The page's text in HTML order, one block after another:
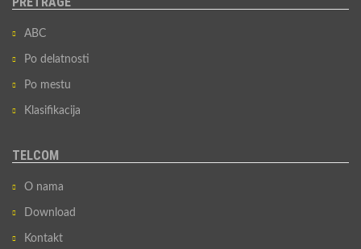
ABC
Po delatnosti
Po mestu
Klasifikacija
TELCOM
O nama
Download
Kontakt